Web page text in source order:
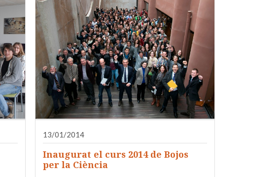
13/01/2014
Inaugurat el curs 2014 de Bojos
per la Ciència